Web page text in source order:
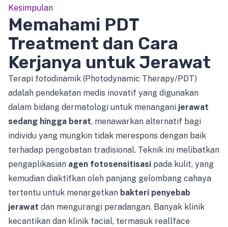
Kesimpulan
Memahami PDT
Treatment dan Cara
Kerjanya untuk Jerawat
Terapi fotodinamik (Photodynamic Therapy/PDT)
adalah pendekatan medis inovatif yang digunakan
dalam bidang dermatologi untuk menangani jerawat
sedang hingga berat, menawarkan alternatif bagi
individu yang mungkin tidak merespons dengan baik
terhadap pengobatan tradisional. Teknik ini melibatkan
pengaplikasian agen fotosensitisasi pada kulit, yang
kemudian diaktifkan oleh panjang gelombang cahaya
tertentu untuk menargetkan bakteri penyebab
jerawat dan mengurangi peradangan. Banyak klinik
kecantikan dan klinik facial, termasuk reallface